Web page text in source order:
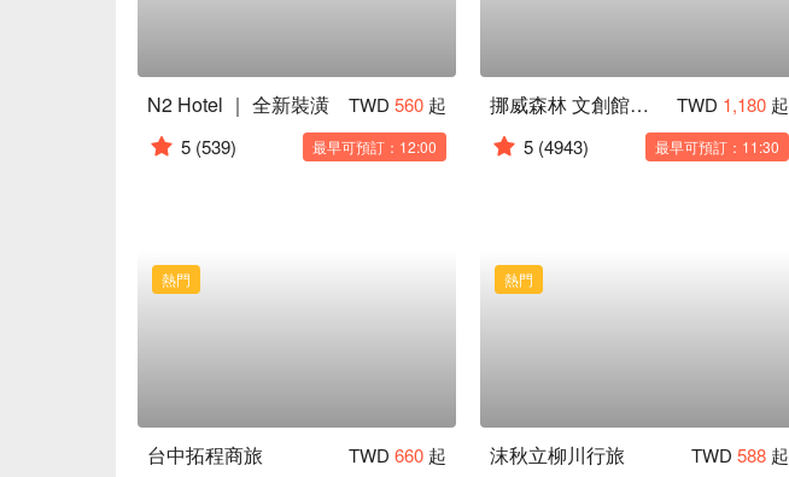
N2 Hotel ｜ 全新裝潢 TWD 560 起
5 (539) 最早可預訂：12:00
挪威森林 文創館｜全新開幕設計旅店 TWD 1,180 起
5 (4943) 最早可預訂：11:30
熱門
台中拓程商旅 TWD 660 起
熱門
沫秋立柳川行旅 TWD 588 起